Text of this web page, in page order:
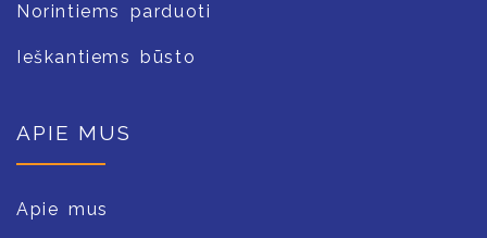
Norintiems parduoti
Ieškantiems būsto
APIE MUS
Apie mus